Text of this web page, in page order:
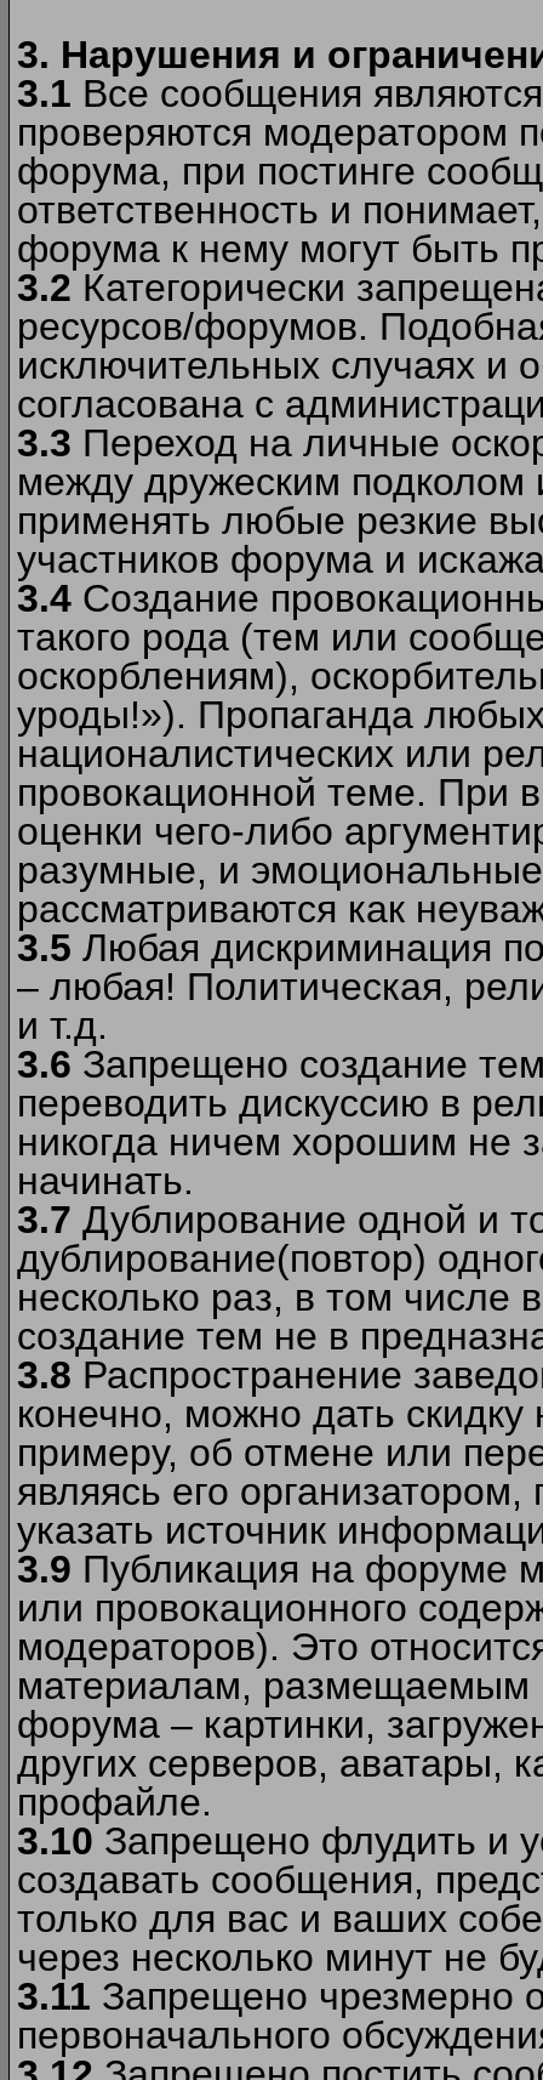
3. Нарушения и
3.1 Все сообщения
проверяются модератором
форума, при постинге
ответственность и
форума к нему могут быть
3.2 Категорически
ресурсов/форумов.
исключительных случаях и
согласована с
3.3 Переход на личные
между дружеским
применять любые резкие
участников форума и
3.4 Создание
такого рода (тем или
оскорблениям),
уроды!»). Пропаганда
националистических или
провокационной теме. При
оценки чего-либо
разумные, и
рассматриваются как
3.5 Любая дискриминация
– любая! Политическая,
и т.д.
3.6 Запрещено создание
переводить дискуссию в
никогда ничем хорошим не
начинать.
3.7 Дублирование одной и
дублирование(повтор)
несколько раз, в том числе
создание тем не в
3.8 Распространение
конечно, можно дать
примеру, об отмене или
являясь его
указать источник
3.9 Публикация на форуме
или провокационного
модераторов). Это
материалам, размещаемым
форума – картинки,
других серверов, аватары,
профайле.
3.10 Запрещено флудить и
создавать сообщения,
только для вас и ваших
через несколько минут не
3.11 Запрещено чрезмерно
первоначального